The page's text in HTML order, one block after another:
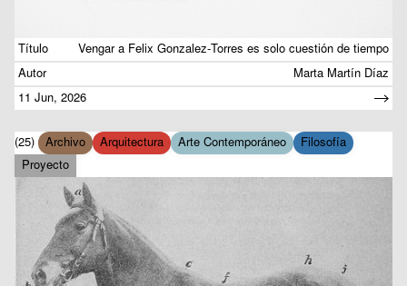
Título
Vengar a Felix Gonzalez-Torres es solo cuestión de tiempo
Autor
Marta Martín Díaz
11 Jun, 2026
(25) Archivo Arquitectura Arte Contemporáneo
Filosofía
Proyecto